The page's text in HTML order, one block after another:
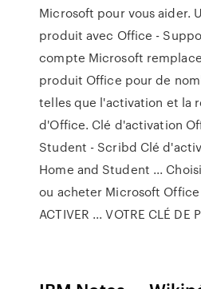
Microsoft pour vous aider.
produit avec Office -
compte Microsoft
produit Office pour de
telles que l'activation et la
d'Office. Clé d'activation
Student - Scribd Clé
Home and Student ...
ou acheter Microsoft Office
ACTIVER ... VOTRE CLÉ DE